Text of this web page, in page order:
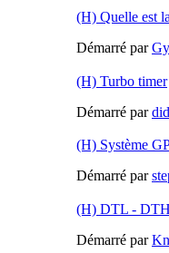
(H) Quelle est
Démarré par
(H) Turbo timer
Démarré par
(H) Système
Démarré par
(H) DTL - DTH
Démarré par